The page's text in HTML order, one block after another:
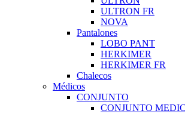
ULTRON FR
NOVA
Pantalones
LOBO PANT
HERKIMER
HERKIMER FR
Chalecos
Médicos
CONJUNTO
CONJUNTO